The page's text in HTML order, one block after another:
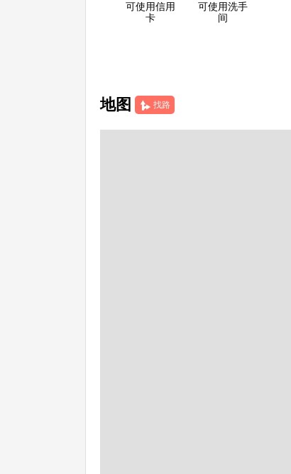
可使用信用
卡
可使用洗手
间
地图 找路